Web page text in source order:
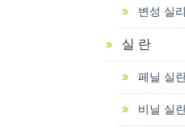
변성 실
실 란
페닐 실
비닐 실